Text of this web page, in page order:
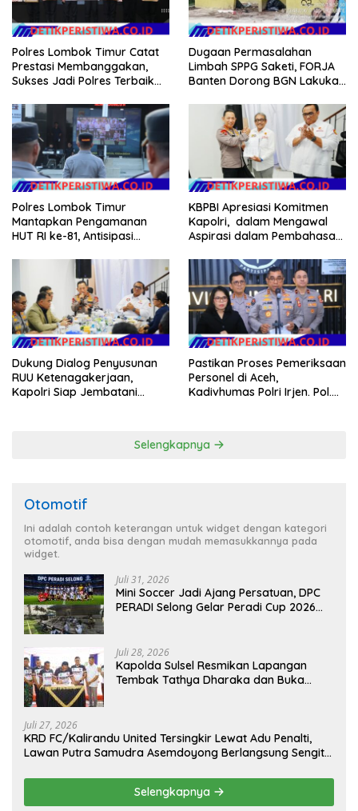
Polres Lombok Timur Catat
Prestasi Membanggakan,
Sukses Jadi Polres Terbaik
NTB
Dugaan Permasalahan
Limbah SPPG Saketi, FORJA
Banten Dorong BGN Lakukan
Polres Lombok Timur
Mantapkan Pengamanan
HUT RI ke-81, Antisipasi
Agenda Kapolri
KBPBI Apresiasi Komitmen
Kapolri, dalam Mengawal
Aspirasi dalam Pembahasan
Dukung Dialog Penyusunan
RUU Ketenagakerjaan,
Kapolri Siap Jembatani
Pastikan Proses Pemeriksaan
Personel di Aceh,
Kadivhumas Polri Irjen. Pol.
Selengkapnya
Otomotif
Ini adalah contoh keterangan untuk widget dengan kategori
otomotif, anda bisa dengan mudah memasukkannya pada
widget.
Juli 31, 2026
Mini Soccer Jadi Ajang Persatuan, DPC
PERADI Selong Gelar Peradi Cup 2026
Juli 28, 2026
Kapolda Sulsel Resmikan Lapangan
Tembak Tathya Dharaka dan Buka
Juli 27, 2026
KRD FC/Kalirandu United Tersingkir Lewat Adu Penalti,
Lawan Putra Samudra Asemdoyong Berlangsung Sengit
Selengkapnya